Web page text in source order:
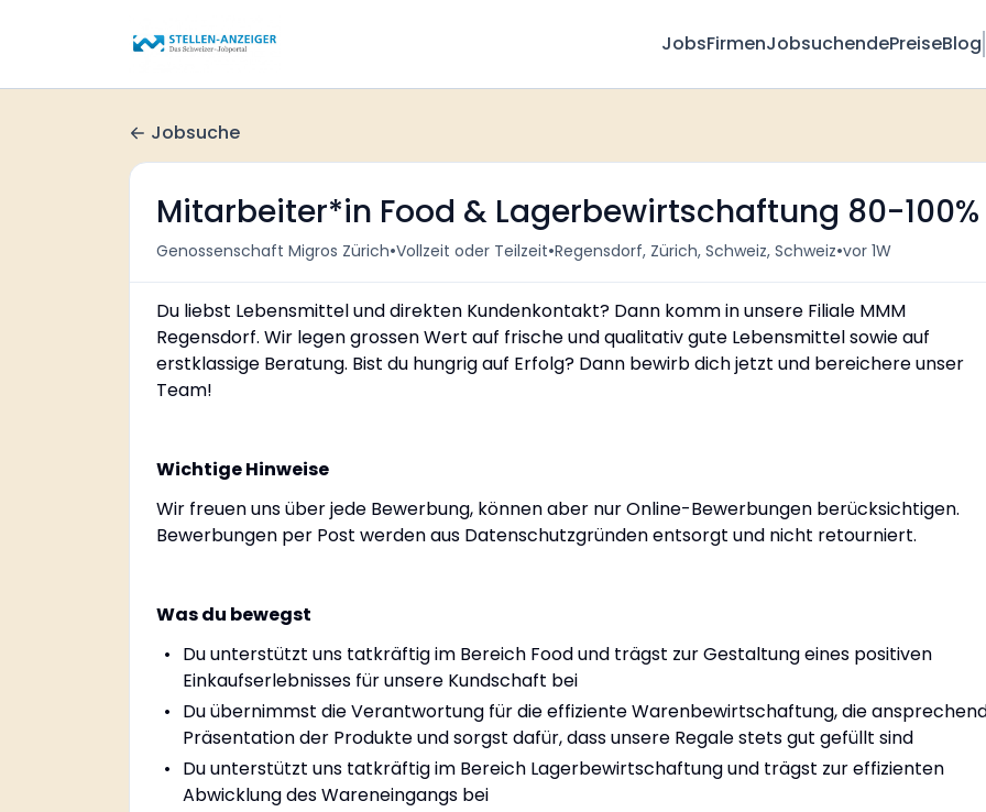
JobsFirmenJobsuchendePreiseBlog
Jobsuche
Mitarbeiter*in Food & Lagerbewirtschaftung 80-100%
Genossenschaft Migros Zürich•Vollzeit oder Teilzeit•Regensdorf, Zürich, Schweiz, Schweiz•vor 1W
Du liebst Lebensmittel und direkten Kundenkontakt? Dann komm in unsere Filiale MMM
Regensdorf. Wir legen grossen Wert auf frische und qualitativ gute Lebensmittel sowie auf
erstklassige Beratung. Bist du hungrig auf Erfolg? Dann bewirb dich jetzt und bereichere unser
Team!
Wichtige Hinweise
Wir freuen uns über jede Bewerbung, können aber nur Online-Bewerbungen berücksichtigen.
Bewerbungen per Post werden aus Datenschutzgründen entsorgt und nicht retourniert.
Was du bewegst
Du unterstützt uns tatkräftig im Bereich Food und trägst zur Gestaltung eines positiven
Einkaufserlebnisses für unsere Kundschaft bei
Du übernimmst die Verantwortung für die effiziente Warenbewirtschaftung, die
Präsentation der Produkte und sorgst dafür, dass unsere Regale stets gut gefüllt sind
Du unterstützt uns tatkräftig im Bereich Lagerbewirtschaftung und trägst zur effizienten
Abwicklung des Wareneingangs bei